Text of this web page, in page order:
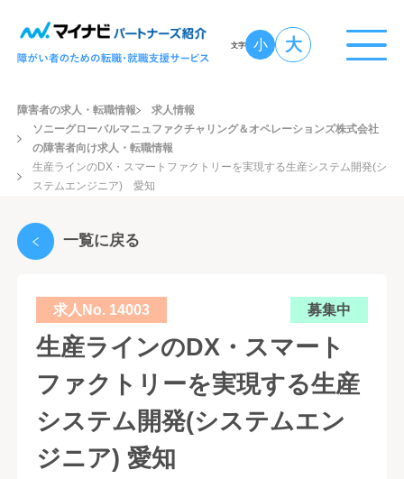
文字 小 大
障害者の求人・転職情報
求人情報
ソニーグローバルマニュファクチャリング＆オペレーションズ株式会社
の障害者向け求人・転職情報
生産ラインのDX・スマートファクトリーを実現する生産システム開発(シ
ステムエンジニア) 愛知
一覧に戻る
求人No. 14003 募集中
生産ラインのDX・スマート
ファクトリーを実現する生産
システム開発(システムエン
ジニア) 愛知